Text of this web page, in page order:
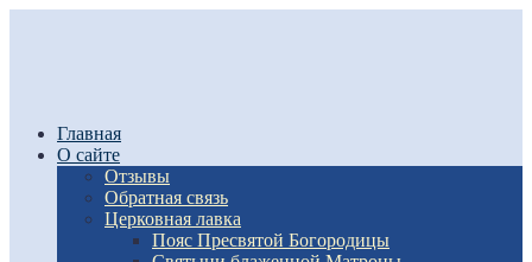
Главная
О сайте
Отзывы
Обратная связь
Церковная лавка
Пояс Пресвятой Богородицы